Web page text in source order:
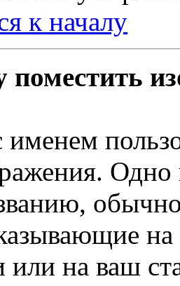
к началу
обычно
или на ваш